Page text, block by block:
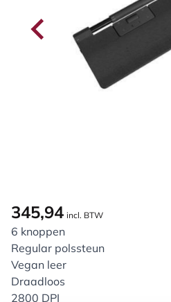
345,94 incl. BTW
6 knoppen
Regular polssteun
Vegan leer
Draadloos
2800 DPI